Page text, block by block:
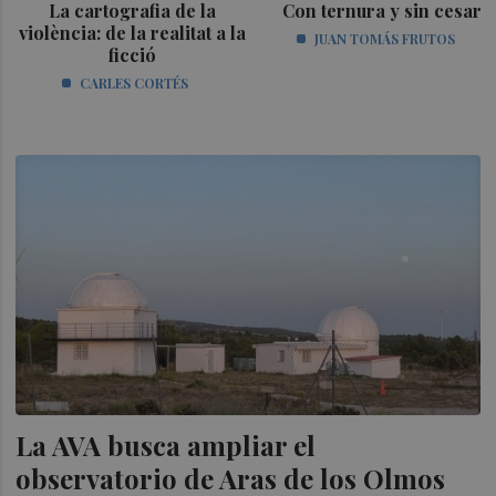
La cartografia de la
violència: de la realitat a la
ficció
CARLES CORTÉS
Con ternura y sin cesar
JUAN TOMÁS FRUTOS
La AVA busca ampliar el
observatorio de Aras de los Olmos